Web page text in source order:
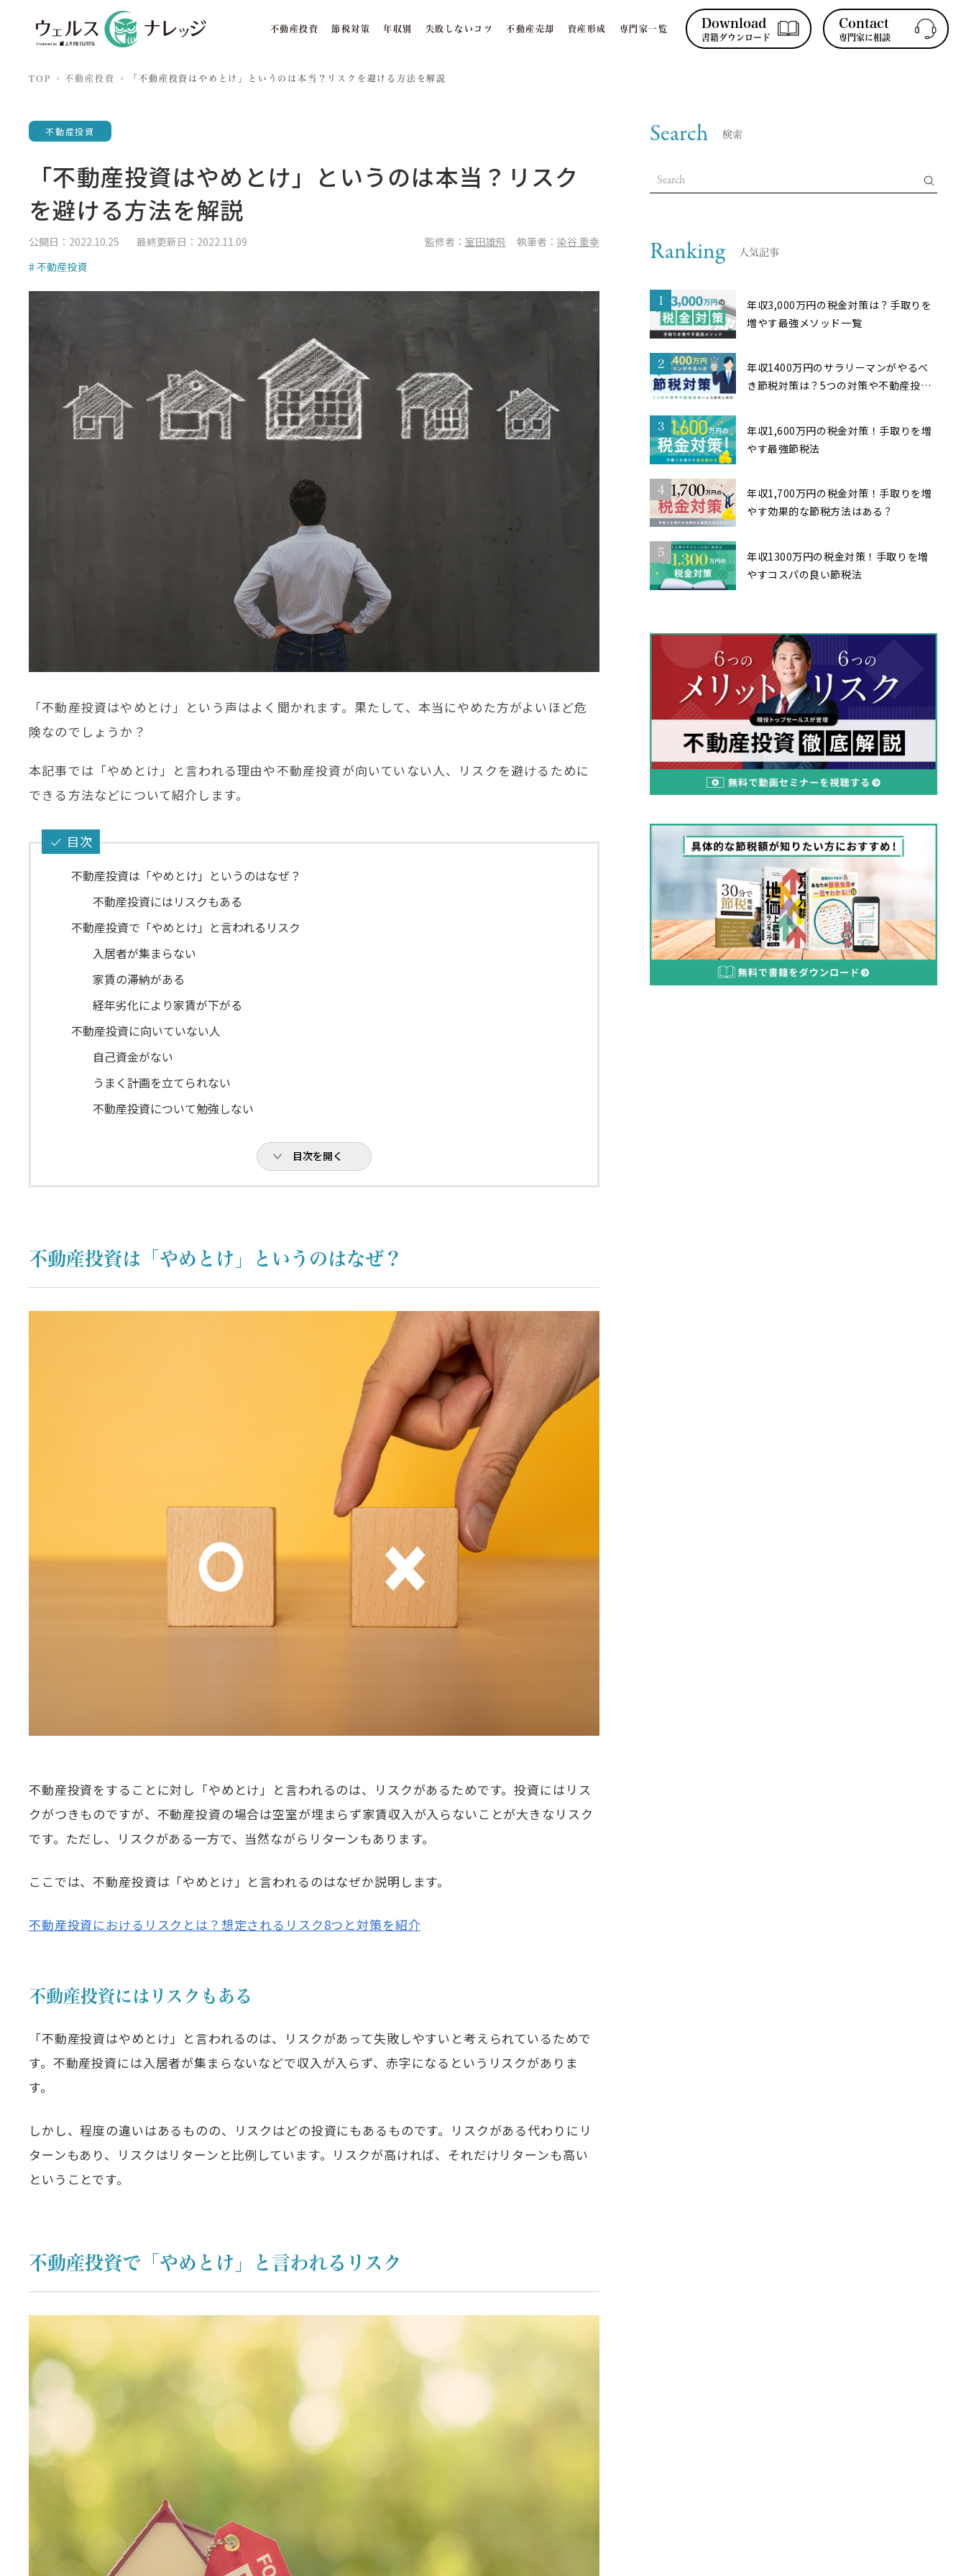
不動産投資 節税対策 年収別 失敗しないコツ 不動産売却 資産形成 専門家一覧 Download
書籍ダウンロード
Contact
専門家に相談
TOP 不動産投資 「不動産投資はやめとけ」というのは本当？リスクを避ける方法を解説
不動産投資
「不動産投資はやめとけ」というのは本当？リスク
を避ける方法を解説
公開日：2022.10.25 最終更新日：2022.11.09 監修者： 室田雄飛 執筆者： 染谷 重幸
# 不動産投資
「不動産投資はやめとけ」という声はよく聞かれます。果たして、本当にやめた方がよいほど危
険なのでしょうか？
本記事では「やめとけ」と言われる理由や不動産投資が向いていない人、リスクを避けるために
できる方法などについて紹介します。
目次
不動産投資は「やめとけ」というのはなぜ？
不動産投資にはリスクもある
不動産投資で「やめとけ」と言われるリスク
入居者が集まらない
家賃の滞納がある
経年劣化により家賃が下がる
不動産投資に向いていない人
自己資金がない
うまく計画を立てられない
不動産投資について勉強しない
運営を任せて不労所得を得られる
不動産投資のリスクを避ける方法
不動産投資について知識をつける
不動産投資をする目的を明確にする
目次を開く
不動産投資は「やめとけ」というのはなぜ？
不動産投資をすることに対し「やめとけ」と言われるのは、リスクがあるためです。投資にはリス
クがつきものですが、不動産投資の場合は空室が埋まらず家賃収入が入らないことが大きなリスク
です。ただし、リスクがある一方で、当然ながらリターンもあります。
ここでは、不動産投資は「やめとけ」と言われるのはなぜか説明します。
不動産投資におけるリスクとは？想定されるリスク8つと対策を紹介
不動産投資にはリスクもある
「不動産投資はやめとけ」と言われるのは、リスクがあって失敗しやすいと考えられているためで
す。不動産投資には入居者が集まらないなどで収入が入らず、赤字になるというリスクがありま
す。
しかし、程度の違いはあるものの、リスクはどの投資にもあるものです。リスクがある代わりにリ
ターンもあり、リスクはリターンと比例しています。リスクが高ければ、それだけリターンも高い
ということです。
不動産投資で「やめとけ」と言われるリスク
Search 検索
Ranking 人気記事
1
年収3,000万円の税金対策は？手取りを
増やす最強メソッド一覧
2
年収1400万円のサラリーマンがやるべ
き節税対策は？5つの対策や不動産投資
3
年収1,600万円の税金対策！手取りを増
やす最強節税法
4
年収1,700万円の税金対策！手取りを増
やす効果的な節税方法はある？
5
年収1300万円の税金対策！手取りを増
やすコスパの良い節税法